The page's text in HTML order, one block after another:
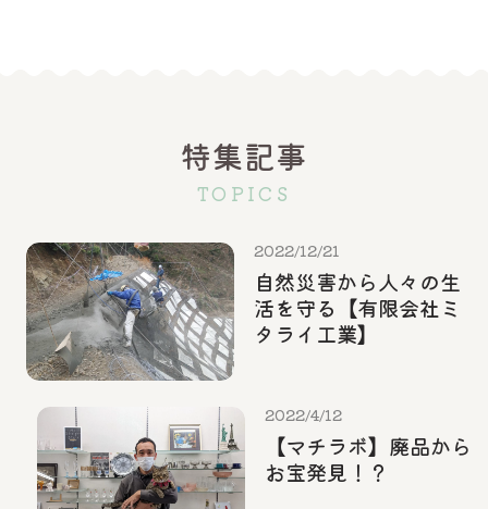
特集記事
TOPICS
2022/12/21
自然災害から人々の生
活を守る【有限会社ミ
タライ工業】
2022/4/12
【マチラボ】廃品から
お宝発見！？